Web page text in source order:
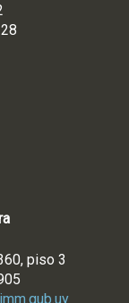
piso 3